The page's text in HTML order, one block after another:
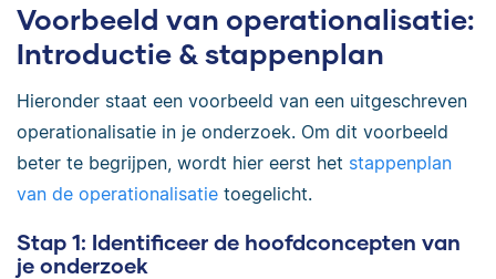
Voorbeeld van operationalisatie:
Introductie & stappenplan
Hieronder staat een voorbeeld van een uitgeschreven
operationalisatie in je onderzoek. Om dit voorbeeld
beter te begrijpen, wordt hier eerst het stappenplan
van de operationalisatie toegelicht.
Stap 1: Identificeer de hoofdconcepten van
je onderzoek